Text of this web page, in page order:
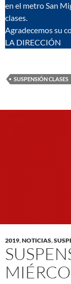
en el metro San
clases.
Agradecemos su
LA DIRECCIÓN
SUSPENSIÓN CLASES
2019,NOTICIAS,